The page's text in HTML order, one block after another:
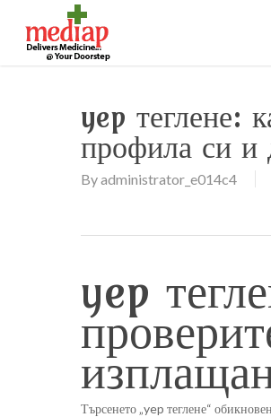
yep теглене:
профила си и
Byadministrator_e014c4
yep
Търсенето „yep теглене“